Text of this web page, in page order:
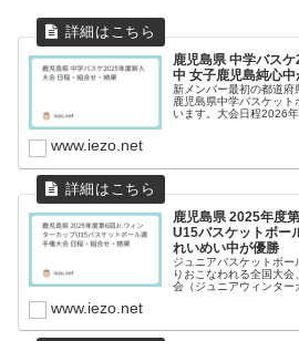
鹿児島県 中学バス
中 女子鹿児島純心中
新メンバー最初の都道
鹿児島県中学バスケッ
います。大会日程2026
www.iezo.net
鹿児島県 2025年度
U15バスケットボー
れいめい中が優勝
ジュニアバスケットボー
りおこなわれる全国大
会（ジュニアウィンター
www.iezo.net